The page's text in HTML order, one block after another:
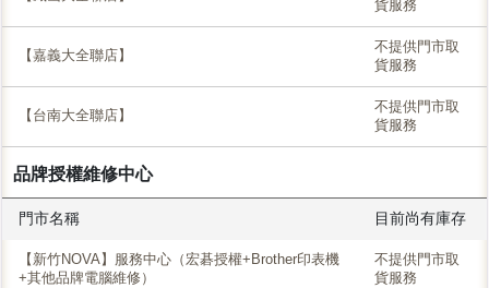
貨服務
【嘉義大全聯店】
不提供門市取
貨服務
【台南大全聯店】
不提供門市取
貨服務
品牌授權維修中心
門市名稱 目前尚有庫存
【新竹NOVA】服務中心（宏碁授權+Brother印表機
+其他品牌電腦維修）
不提供門市取
貨服務